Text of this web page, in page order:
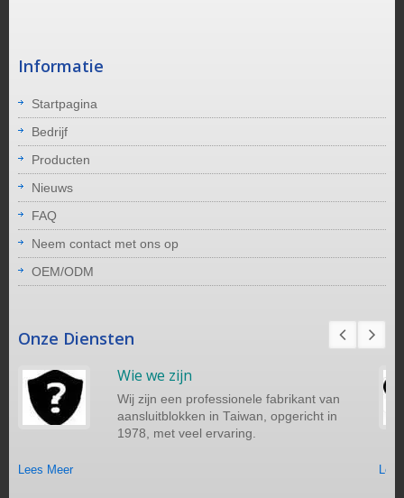
Informatie
Startpagina
Bedrijf
Producten
Nieuws
FAQ
Neem contact met ons op
OEM/ODM
Onze Diensten
Wie we zijn
Wij zijn een professionele fabrikant van
aansluitblokken in Taiwan, opgericht in
1978, met veel ervaring.
Lees Meer